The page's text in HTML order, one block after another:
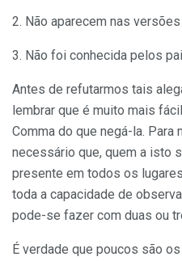
2. Não aparecem nas
3. Não foi conhecida pelos
Antes de refutarmos tais
lembrar que é muito mais
Comma do que negá-la. Para
necessário que, quem a isto
presente em todos os
toda a capacidade de
pode-se fazer com duas ou
É verdade que poucos são